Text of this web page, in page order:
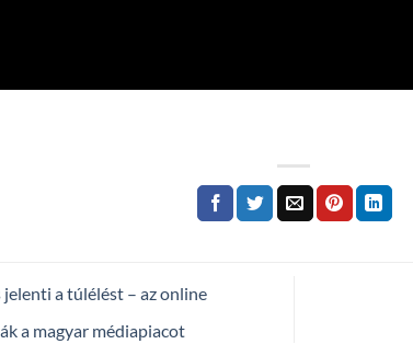
jelenti a túlélést – az online
a magyar médiapiacot